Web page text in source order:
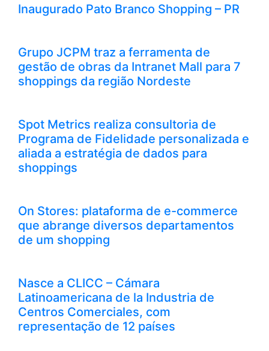
Inaugurado Pato Branco Shopping – PR
Grupo JCPM traz a ferramenta de
gestão de obras da Intranet Mall para 7
shoppings da região Nordeste
Spot Metrics realiza consultoria de
Programa de Fidelidade personalizada e
aliada a estratégia de dados para
shoppings
On Stores: plataforma de e-commerce
que abrange diversos departamentos
de um shopping
Nasce a CLICC – Cámara
Latinoamericana de la Industria de
Centros Comerciales, com
representação de 12 países